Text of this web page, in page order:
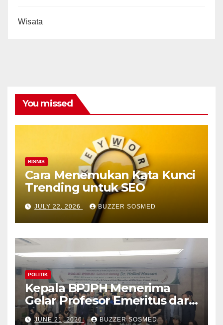
Wisata
You missed
BISNIS
Cara Menemukan Kata Kunci
Trending untuk SEO
JULY 22, 2026 BUZZER SOSMED
POLITIK
Kepala BPJPH Menerima
Gelar Profesor Emeritus dari
Silla University, Busan Korsel
JUNE 21, 2026 BUZZER SOSMED